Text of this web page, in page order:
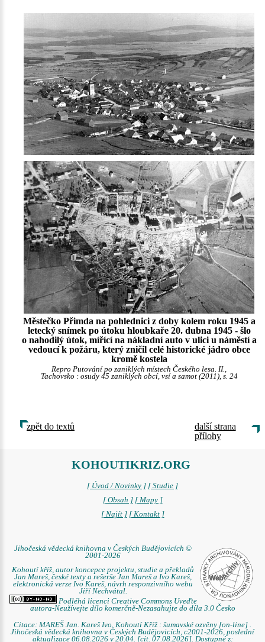
Městečko Přimda na pohlednici z doby kolem roku 1945 a
letecký snímek po útoku hloubkaře 20. dubna 1945 - šlo
o nahodilý útok, mířící na nákladní auto v ulici u náměstí a
vedoucí k požáru, který zničil celé historické jádro obce
kromě kostela
Repro Putování po zaniklých místech Českého lesa. II.,
Tachovsko : osudy 45 zaniklých obcí, vsí a samot (2011), s. 24
zpět do textů
další strana
přílohy
KOHOUTIKRIZ.ORG
[ Úvod / Novinky ] [ Studie ]
[ Obsah ] [ Mapy ]
[ Najít ] [ Kontakt ]
Jihočeská vědecká knihovna v Českých Budějovicích ©
2001-2026
Kohoutí kříž, autor koncepce projektu, studie a překladů
Jan Mareš, české texty a rešerše Jan Mareš a Ivo Kareš,
elektronická verze Ivo Kareš, návrh responzivního webu
Jiří Nechvátal.
Podléhá licenci Creative Commons Uveďte
autora-Neužívejte dílo komerčně-Nezasahujte do díla 3.0 Česko
Citace: MAREŠ Jan. Kareš Ivo. Kohoutí Kříž : šumavské ozvěny [on-line] .
Jihočeská vědecká knihovna v Českých Budějovicích, c2001-2026, poslední
aktualizace 06.08.2026 v 20.04. [cit. 07.08.2026]. Dostupné z: